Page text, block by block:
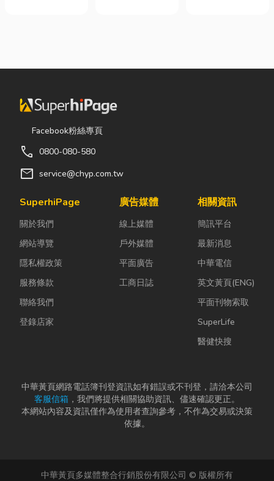
相較於一般小
台菜餐廳更能
展現台東的人
情味與飲食文
庭聚餐、朋友
聚會、公司聚
團體用餐，都
又充滿在地特
色的...
的嘉義挖土
整地與回填工
效率。對許多
言，從農田整
平，到住宅基
礎開挖，挖土
機早已成為...
度越來越高
通變方便，生
越成熟，加上
房...
Facebook粉絲專頁
call 0800-080-580
mail service@chyp.com.tw
SuperhiPage
關於我們
網站導覽
隱私權政策
服務條款
聯絡我們
登錄店家
廣告媒體
線上媒體
戶外媒體
平面廣告
工商日誌
相關資訊
簡訊平台
最新消息
中華電信
英文黃頁(ENG)
平面刊物索取
SuperLife
醫健快搜
中華黃頁網路電話簿刊登資訊如有錯誤或不刊登，請洽本公司
客服信箱 ，我們將提供相關協助資訊、儘速確認更正。
本網站內容及資訊僅作為使用者查詢參考，不作為交易或決策
依據。
中華黃頁多媒體整合行銷股份有限公司 © 版權所有